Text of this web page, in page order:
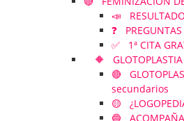
📣
❓ PREGUNTAS
✅ 1ª CITA
🔶 GLOTOPLASTIA
🔴
secundarios
🟡
🔵